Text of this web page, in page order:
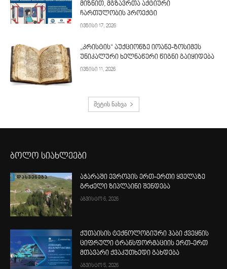
მიზნით, მგზავრთა აქტიური
ჩართულობის პროექტი
ივნისი 17, 2026
„კრისტის“ აუქციონზე იოანე-ზოსიმეს
უნიკალური ხელნაწერი წიგნი გაიყიდება
ივნისი 11, 2026
მეტის ნახვა
ბოლო სიახლეები
აჭარაში ევროპის ერთ-ერთი ყველაზე
გრძელი ზიპლაინი შენდება
აგვისტო 6, 2026
ქუთაისის ტექნოლოგიური ჰაბი ქვეყნის
ციფრული ტრანსფორმაციის ერთ-ერთ
მთავარი ქვაკუთხედი გახდება
აგვისტო 5, 2026